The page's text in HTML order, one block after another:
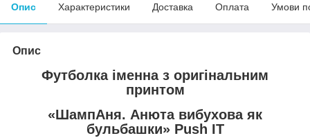
Опис Характеристики Доставка Оплата Умови
Опис
Футболка іменна з оригінальним
принтом
«ШампАня. Анюта вибухова як
бульбашки» Push IT